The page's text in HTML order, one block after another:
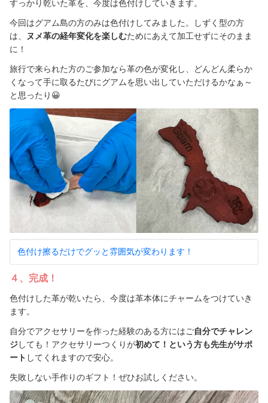
すっかり乾いた革を、今度は色付けしていきます。
今回はグアム島の方のみは色付けしてみました。しずく型の方
は、
ヌメ革の経年変化を楽しむためにあえて加工せずにそのまま
に！
旅行で来られた方のご参加なら革の色が変化し、どんどん柔らか
くなって手に取るたびにグアムを思い出していただけるかなぁ～
と思ったり 😀
色付け擦るだけでグッと雰囲気が変わります！
４、完成！
色付けした革が乾いたら、今度は革本体にチャームをつけていき
ます。
自分でアクセサリーを作った経験のある方にはご自分でチャレン
ジしても！アクセサリーつくりが初めて！という方も先生がサポ
ート してくれますので安心。
失敗しない手作りのギフト！ぜひお試しください。